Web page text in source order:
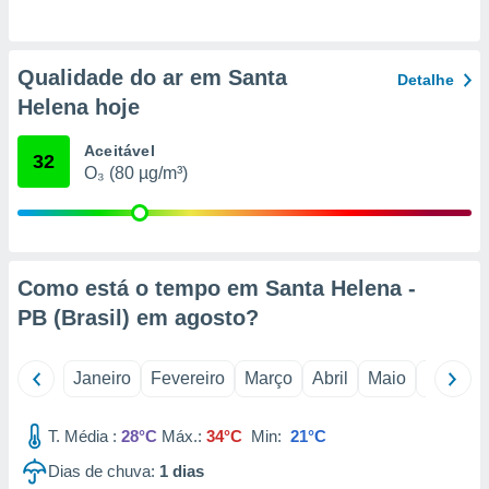
ou opor-
qualquer
em “
na
num
para
Qualidade do ar em Santa
Helena hoje
Detalhe
32 Aceitável
O₃ (80 µg/m³)
Como está o tempo em Santa Helena -
PB (Brasil) em agosto?
Janeiro Fevereiro Março Abril Maio Junho
T. Média : 28°C Máx.: 34°C Min: 21°C
Dias de chuva: 1 dias